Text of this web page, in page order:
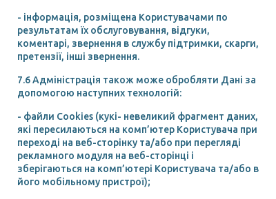
- інформація, розміщена Користувачами по
результатам їх обслуговування, відгуки,
коментарі, звернення в службу підтримки, скарги,
претензії, інші звернення.
7.6 Адміністрація також може обробляти Дані за
допомогою наступних технологій:
- файли Cookies (кукі- невеликий фрагмент даних,
які пересилаються на комп’ютер Користувача при
переході на веб-сторінку та/або при перегляді
рекламного модуля на веб-сторінці і
зберігаються на комп’ютері Користувача та/або в
його мобільному пристрої);